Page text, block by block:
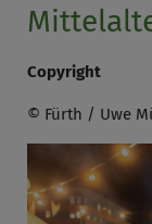
Copyright
© Fürth / Uwe